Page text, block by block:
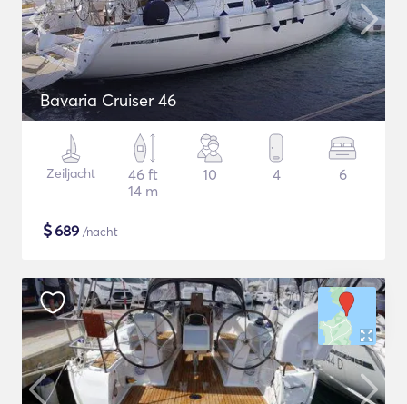
Bavaria Cruiser 46
Zeiljacht
46 ft
14 m
10 4 6
$689 /nacht